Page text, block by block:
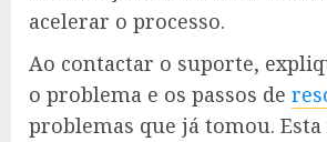
acelerar o processo.
Ao contactar o suporte,
o problema e os passos de
problemas que já tomou.